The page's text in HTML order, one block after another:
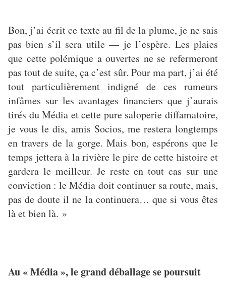
Bon, j’ai écrit ce texte au fil de la plume, je ne sais
pas bien s’il sera utile — je l’espère. Les plaies
que cette polémique a ouvertes ne se refermeront
pas tout de suite, ça c’est sûr. Pour ma part, j’ai été
tout particulièrement indigné de ces rumeurs
infâmes sur les avantages financiers que j’aurais
tirés du Média et cette pure saloperie diffamatoire,
je vous le dis, amis Socios, me restera longtemps
en travers de la gorge. Mais bon, espérons que le
temps jettera à la rivière le pire de cette histoire et
gardera le meilleur. Je reste en tout cas sur une
conviction : le Média doit continuer sa route, mais,
pas de doute il ne la continuera… que si vous êtes
là et bien là. »
Au « Média », le grand déballage se poursuit